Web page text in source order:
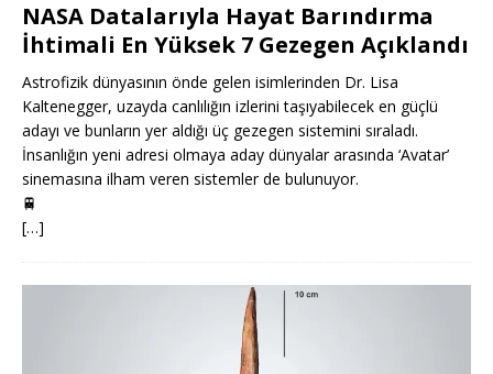
NASA Datalarıyla Hayat Barındırma
İhtimali En Yüksek 7 Gezegen Açıklandı
Astrofizik dünyasının önde gelen isimlerinden Dr. Lisa
Kaltenegger, uzayda canlılığın izlerini taşıyabilecek en güçlü
adayı ve bunların yer aldığı üç gezegen sistemini sıraladı.
İnsanlığın yeni adresi olmaya aday dünyalar arasında ‘Avatar’
sinemasına ilham veren sistemler de bulunuyor.
🚆
[…]